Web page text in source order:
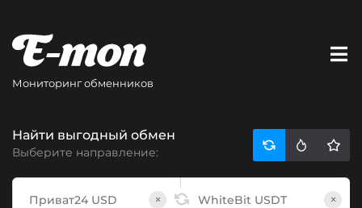
Мониторинг обменников
Найти выгодный обмен
Выберите направление:
× ×